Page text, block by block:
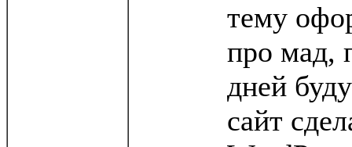
тему
про мад,
дней
сайт